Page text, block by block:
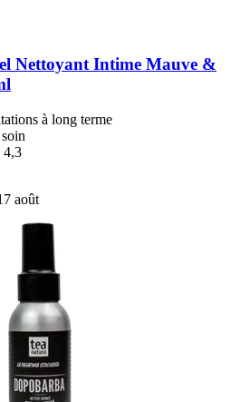
Nettoyant Intime Mauve &
à long terme
4,3
août